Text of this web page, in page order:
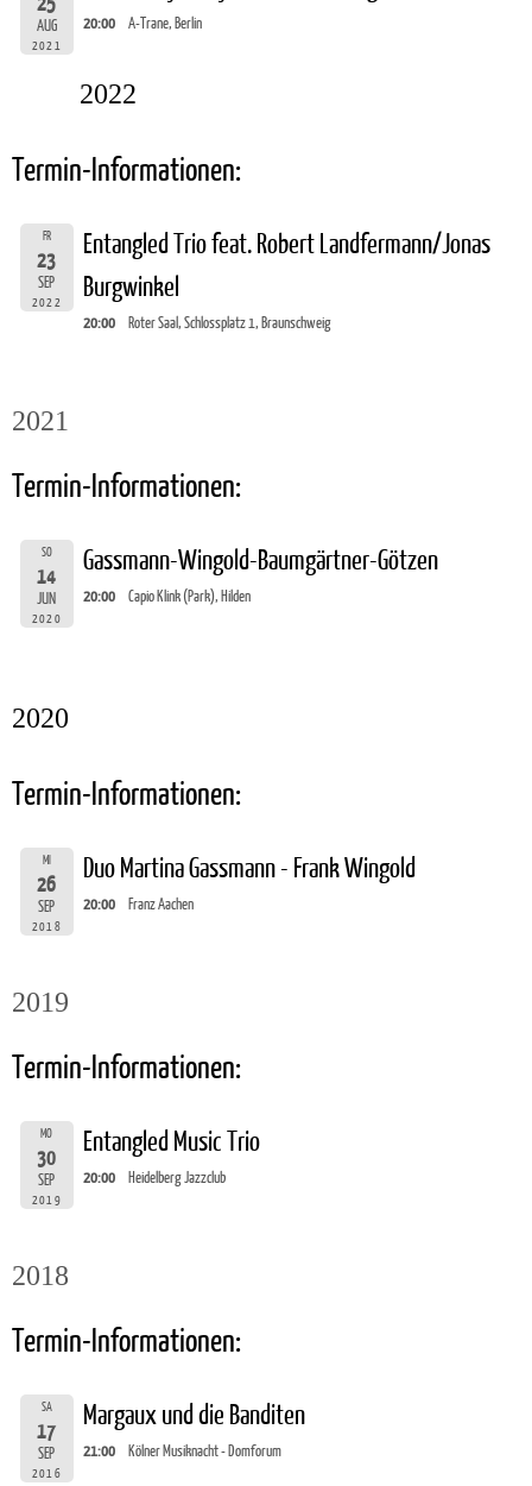
AUG
2021
20:00 A-Trane, Berlin
2022
Termin-Informationen:
FR
23
SEP
2022
Entangled Trio feat. Robert Landfermann/Jonas
Burgwinkel
20:00 Roter Saal, Schlossplatz 1, Braunschweig
2021
Termin-Informationen:
SO
14
JUN
2020
Gassmann-Wingold-Baumgärtner-Götzen
20:00 Capio Klink (Park), Hilden
2020
Termin-Informationen:
MI
26
SEP
2018
Duo Martina Gassmann - Frank Wingold
20:00 Franz Aachen
2019
Termin-Informationen:
MO
30
SEP
2019
Entangled Music Trio
20:00 Heidelberg Jazzclub
2018
Termin-Informationen:
SA
17
SEP
2016
Margaux und die Banditen
21:00 Kölner Musiknacht - Domforum